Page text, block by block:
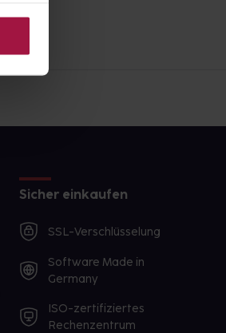
Sicher einkaufen
SSL-Verschlüsselung
Software Made in
Germany
ISO-zertifiziertes
Rechenzentrum